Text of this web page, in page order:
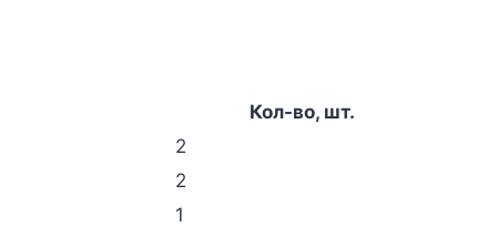
Кол-во, шт.
2
2
1